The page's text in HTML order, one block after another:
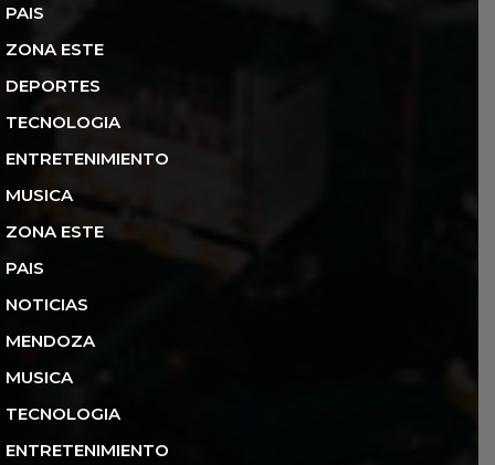
PAIS
ZONA ESTE
DEPORTES
TECNOLOGIA
ENTRETENIMIENTO
MUSICA
ZONA ESTE
PAIS
NOTICIAS
MENDOZA
MUSICA
TECNOLOGIA
ENTRETENIMIENTO